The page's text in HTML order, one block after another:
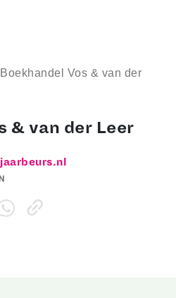
Boekhandel Vos & van der
& van der Leer